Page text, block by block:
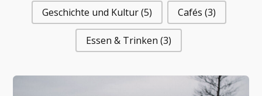
Geschichte und Kultur(5) Cafés (3)
Essen & Trinken (3)